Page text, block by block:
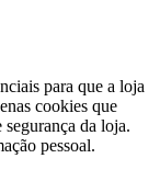
para que a loja
cookies que
segurança da loja.
pessoal.